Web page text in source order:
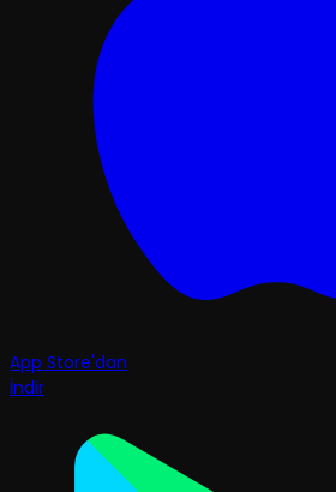
App Store'dan
İndir